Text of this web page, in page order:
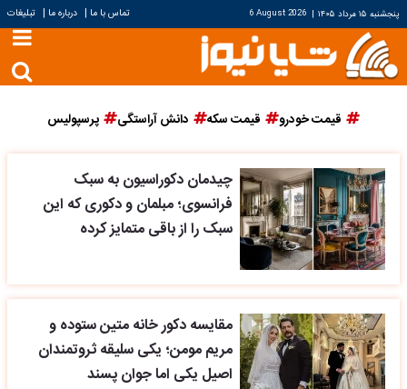
پنجشنبه ۱۵ مرداد ۱۴۰۵ |
6 August 2026 تماس با ما | درباره ما | تبلیغات
قیمت خودرو قیمت سکه دانش آراستگی پرسپولیس
چیدمان دکوراسیون به سبک
فرانسوی؛ مبلمان و دکوری که این
سبک را از باقی متمایز کرده
مقایسه دکور خانه متین ستوده و
مریم مومن؛ یکی سلیقه ثروتمندان
اصیل یکی اما جوان پسند